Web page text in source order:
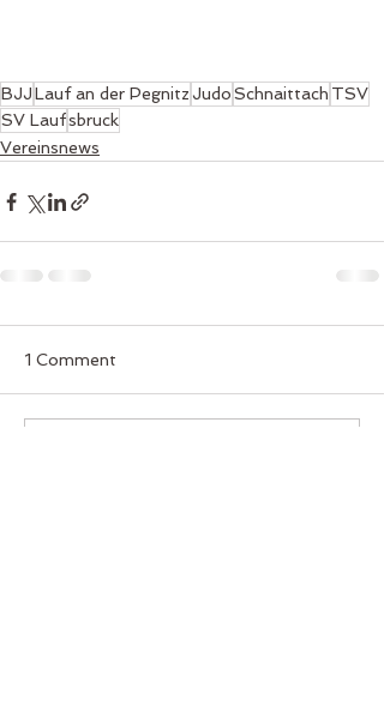
BJJLauf an der Pegnitz JudoSchnaittach TSV
SV Laufsbruck
Vereinsnews
1 Comment